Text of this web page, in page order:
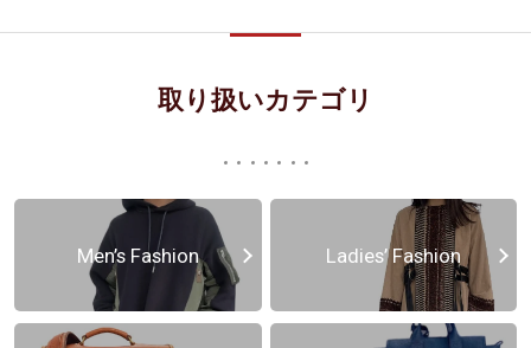
取り扱いカテゴリ
Men’s Fashion Ladies’ Fashion